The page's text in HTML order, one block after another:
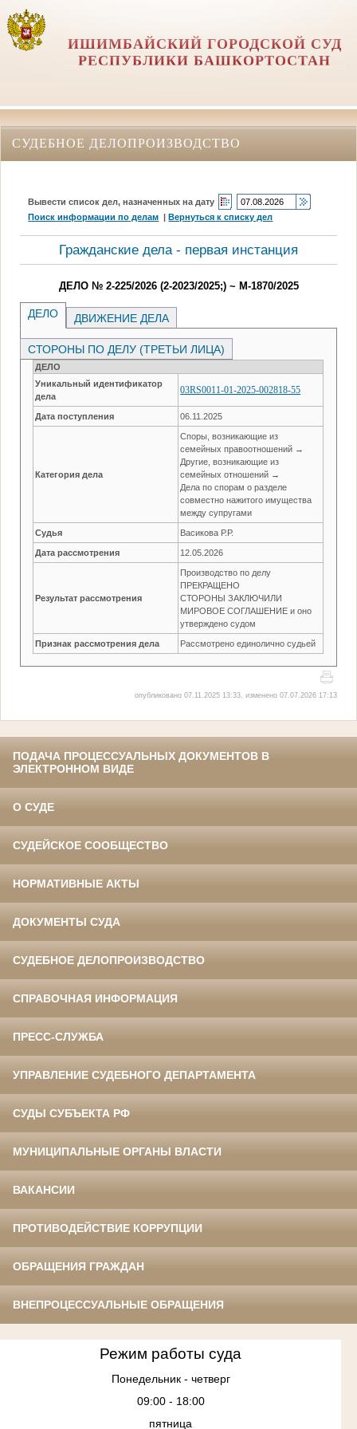
ИШИМБАЙСКИЙ ГОРОДСКОЙ СУД
РЕСПУБЛИКИ БАШКОРТОСТАН
СУДЕБНОЕ ДЕЛОПРОИЗВОДСТВО
Вывести список дел, назначенных на дату
Поиск информации по делам |Вернуться к списку дел
Гражданские дела - первая инстанция
ДЕЛО № 2-225/2026 (2-2023/2025;) ~ М-1870/2025
ДЕЛО ДВИЖЕНИЕ ДЕЛА
СТОРОНЫ ПО ДЕЛУ (ТРЕТЬИ ЛИЦА)
ДЕЛО
Уникальный идентификатор
дела
03RS0011-01-2025-002818-55
Дата поступления 06.11.2025
Категория дела
Споры, возникающие из
семейных правоотношений →
Другие, возникающие из
семейных отношений →
Дела по спорам о разделе
совместно нажитого имущества
между супругами
Судья Васикова Р.Р.
Дата рассмотрения 12.05.2026
Результат рассмотрения
Производство по делу
ПРЕКРАЩЕНО
СТОРОНЫ ЗАКЛЮЧИЛИ
МИРОВОЕ СОГЛАШЕНИЕ и оно
утверждено судом
Признак рассмотрения дела Рассмотрено единолично судьей
опубликовано 07.11.2025 13:33, изменено 07.07.2026 17:13
ПОДАЧА ПРОЦЕССУАЛЬНЫХ ДОКУМЕНТОВ В
ЭЛЕКТРОННОМ ВИДЕ
О СУДЕ
СУДЕЙСКОЕ СООБЩЕСТВО
НОРМАТИВНЫЕ АКТЫ
ДОКУМЕНТЫ СУДА
СУДЕБНОЕ ДЕЛОПРОИЗВОДСТВО
СПРАВОЧНАЯ ИНФОРМАЦИЯ
ПРЕСС-СЛУЖБА
УПРАВЛЕНИЕ СУДЕБНОГО ДЕПАРТАМЕНТА
СУДЫ СУБЪЕКТА РФ
МУНИЦИПАЛЬНЫЕ ОРГАНЫ ВЛАСТИ
ВАКАНСИИ
ПРОТИВОДЕЙСТВИЕ КОРРУПЦИИ
ОБРАЩЕНИЯ ГРАЖДАН
ВНЕПРОЦЕССУАЛЬНЫЕ ОБРАЩЕНИЯ
Режим работы суда
Понедельник - четверг
09:00 - 18:00
пятница